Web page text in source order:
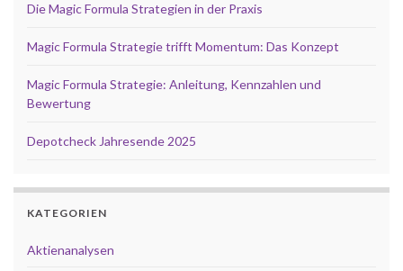
Die Magic Formula Strategien in der Praxis
Magic Formula Strategie trifft Momentum: Das Konzept
Magic Formula Strategie: Anleitung, Kennzahlen und
Bewertung
Depotcheck Jahresende 2025
KATEGORIEN
Aktienanalysen